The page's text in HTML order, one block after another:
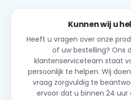
Kunnen wij u
Heeft u vragen over onze
of uw bestelling? Ons
klantenserviceteam staat
persoonlijk te helpen. Wij
vraag zorgvuldig te
ervoor dat u binnen 24 uur